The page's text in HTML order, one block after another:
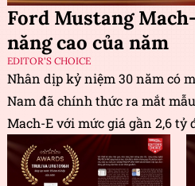
Ford Mustang
năng cao của năm
EDITOR'S CHOICE
Nhân dịp kỷ niệm 30 năm có
Nam đã chính thức ra mắt
Mach-E với mức giá gần 2,6 tỷ